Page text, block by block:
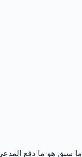
ما سبق هو ما دفع